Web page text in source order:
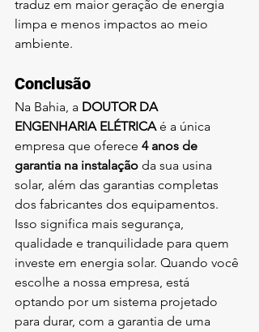
traduz em maior geração de energia
limpa e menos impactos ao meio
ambiente.
Conclusão
Na Bahia, a DOUTOR DA
ENGENHARIA ELÉTRICA é a única
empresa que oferece 4 anos de
garantia na instalação da sua usina
solar, além das garantias completas
dos fabricantes dos equipamentos.
Isso significa mais segurança,
qualidade e tranquilidade para quem
investe em energia solar. Quando você
escolhe a nossa empresa, está
optando por um sistema projetado
para durar, com a garantia de uma